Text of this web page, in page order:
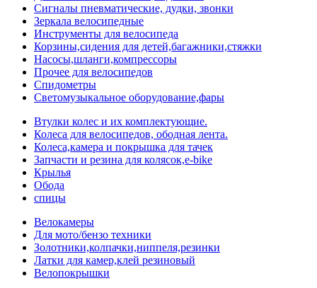
Сигналы пневматические, дудки, звонки
Зеркала велосипедные
Инструменты для велосипеда
Корзины,сидения для детей,багажники,стяжки
Насосы,шланги,компрессоры
Прочее для велосипедов
Спидометры
Светомузыкальное оборудование,фары
Втулки колес и их комплектующие.
Колеса для велосипедов, ободная лента.
Колеса,камера и покрышка для тачек
Запчасти и резина для колясок,e-bike
Крылья
Обода
спицы
Велокамеры
Для мото/бензо техники
Золотники,колпачки,ниппеля,резинки
Латки для камер,клей резиновый
Велопокрышки